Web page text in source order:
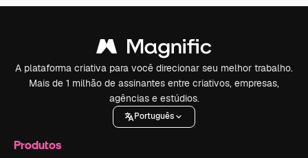
A plataforma criativa para você direcionar seu melhor trabalho.
Mais de 1 milhão de assinantes entre criativos, empresas,
agências e estúdios.
Português
Produtos